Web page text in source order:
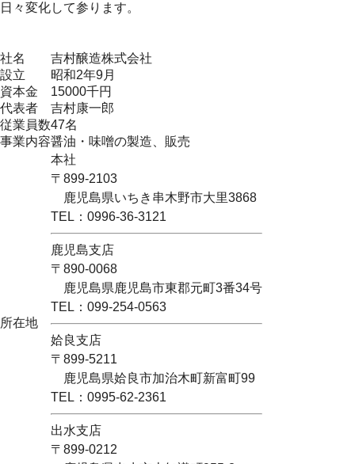
日々変化して参ります。
社名
吉村醸造株式会社
設立
昭和2年9月
資本金
15000千円
代表者
吉村康一郎
従業員数47名
事業内容醤油・味噌の製造、販売
所在地
本社
〒899-2103
鹿児島県いちき串木野市大里3868
TEL：0996-36-3121
鹿児島支店
〒890-0068
鹿児島県鹿児島市東郡元町3番34号
TEL：099-254-0563
姶良支店
〒899-5211
鹿児島県姶良市加治木町新富町99
TEL：0995-62-2361
出水支店
〒899-0212